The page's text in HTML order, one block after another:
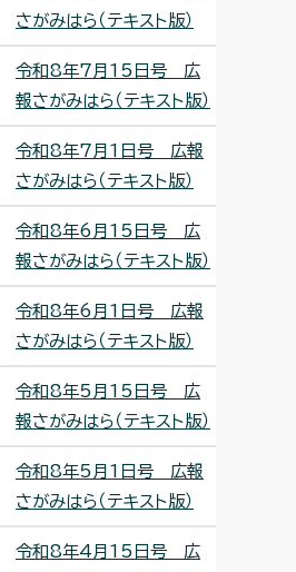
さがみはら（テキスト版）
令和8年7月15日号 広
報さがみはら（テキスト版）
令和8年7月1日号 広報
さがみはら（テキスト版）
令和8年6月15日号 広
報さがみはら（テキスト版）
令和8年6月1日号 広報
さがみはら（テキスト版）
令和8年5月15日号 広
報さがみはら（テキスト版）
令和8年5月1日号 広報
さがみはら（テキスト版）
令和8年4月15日号 広